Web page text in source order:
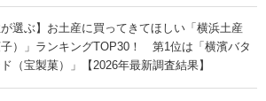
が選ぶ】お土産に買ってきてほしい「横浜土産
子）」ランキングTOP30！ 第1位は「横濱バタ
（宝製菓）」【2026年最新調査結果】